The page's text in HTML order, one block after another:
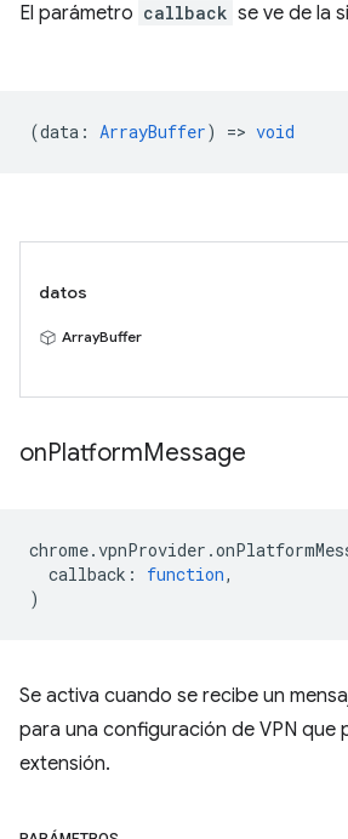
El parámetro callback se ve de la
(data : ArrayBuffer) => void
datos
ArrayBuffer
onPlatformMessage
chrome.vpnProvider .
callback : function,
)
Se activa cuando se recibe un
para una configuración de VPN que
extensión.